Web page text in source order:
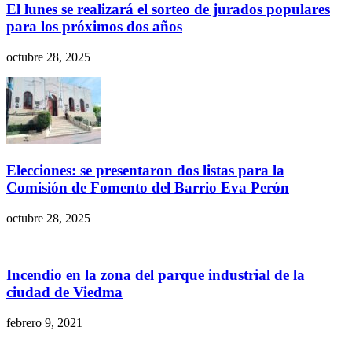
El lunes se realizará el sorteo de jurados populares
para los próximos dos años
octubre 28, 2025
Elecciones: se presentaron dos listas para la
Comisión de Fomento del Barrio Eva Perón
octubre 28, 2025
Incendio en la zona del parque industrial de la
ciudad de Viedma
febrero 9, 2021